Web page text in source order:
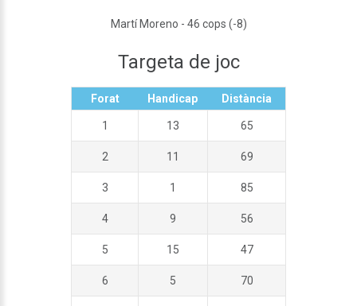
Martí Moreno - 46 cops (-8)
Targeta de joc
Forat Handicap Distància
1 13 65
2 11 69
3 1 85
4 9 56
5 15 47
6 5 70